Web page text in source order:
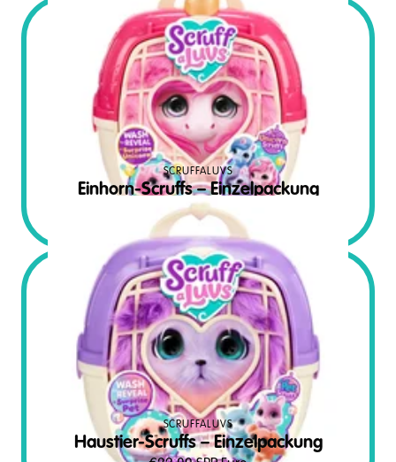
Einhorn-Scruffs – Einzelpackung
SCRUFFALUVS
22.99SRP Euro
Haustier-Scruffs – Einzelpackung
SCRUFFALUVS